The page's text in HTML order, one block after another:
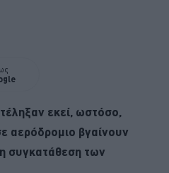
εκεί, ωστόσο,
αερόδρομιο βγαίνουν
συγκατάθεση των